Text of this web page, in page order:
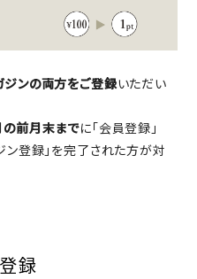
ンの両方をご登録いただい
前月末までに「会員登録」
ン登録」を完了された方が対
録